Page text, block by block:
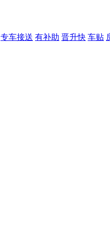
专车接送 有补助 晋升快 车贴